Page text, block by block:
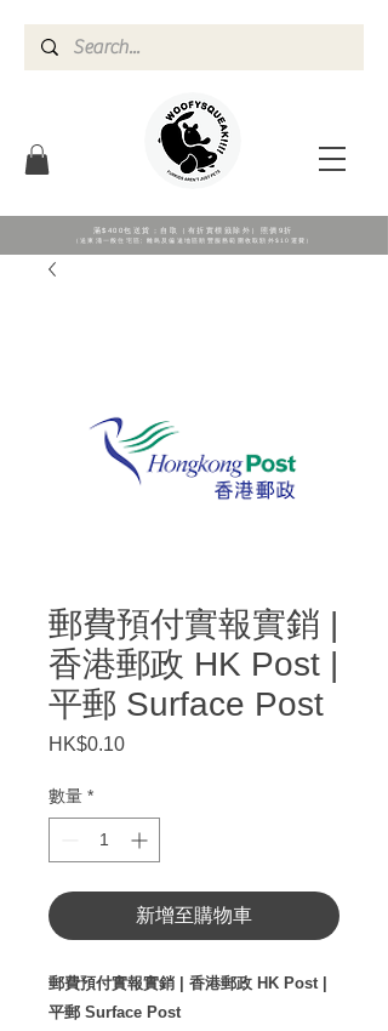
滿$400包送貨；自取（有折實標籖除外）照價9折
（送東涌一般住宅區; 離島及偏遠地區順豐服務範圍收取額外$10運費）
郵費預付實報實銷 |
香港郵政 HK Post |
平郵 Surface Post
HK$0.10價
數量 *
新增至購物車
郵費預付實報實銷 | 香港郵政 HK Post |
平郵 Surface Post